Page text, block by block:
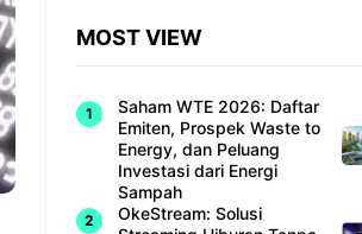
MOST VIEW
Saham WTE 2026: Daftar
Emiten, Prospek Waste to
Energy, dan Peluang
Investasi dari Energi
Sampah
OkeStream: Solusi